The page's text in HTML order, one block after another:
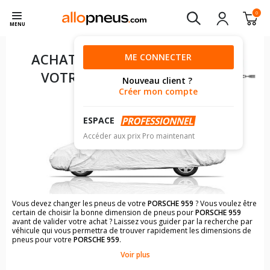
MENU
0
ME CONNECTER
Nouveau client ?
Créer mon compte
ESPACE
Accéder aux prix Pro maintenant
ACHAT DE PNEUS POUR
VOTRE
PORSCHE 959
Vous devez changer les pneus de votre PORSCHE 959 ? Vous voulez être
certain de choisir la bonne dimension de pneus pourPORSCHE 959
avant de valider votre achat ? Laissez vous guider par la recherche par
véhicule qui vous permettra de trouver rapidement les dimensions de
pneus pour votre PORSCHE 959.
Il n'est pas toujours évident de s'y retrouver dans le choix des
Voir plus